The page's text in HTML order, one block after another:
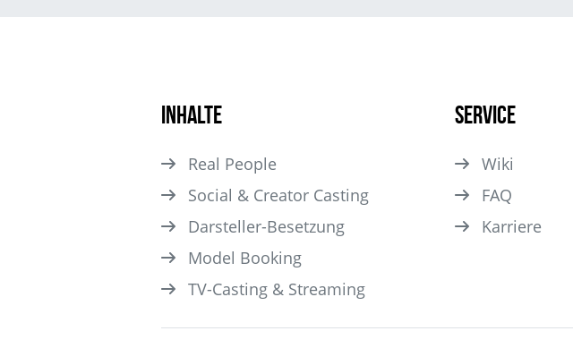
Inhalte
Real People
Social & Creator Casting
Darsteller­-Besetzung
Model Booking
TV-Casting & Streaming
Service
Wiki
FAQ
Karriere